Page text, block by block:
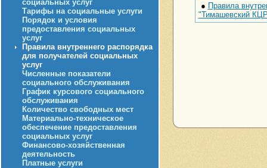
социальных услуг
Тарифы на социальные услуги
Порядок и условия
предоставления социальных
услуг
Правила внутреннего распорядка
для получателей социальных
услуг
Численные показатели
социального обслуживания
График курсового социального
обслуживания
Количество свободных мест
Материально-техническое
обеспечение предоставления
социальных услуг
Финансово-хозяйственная
деятельность
Платные услуги
● Правила
"Тимашевский